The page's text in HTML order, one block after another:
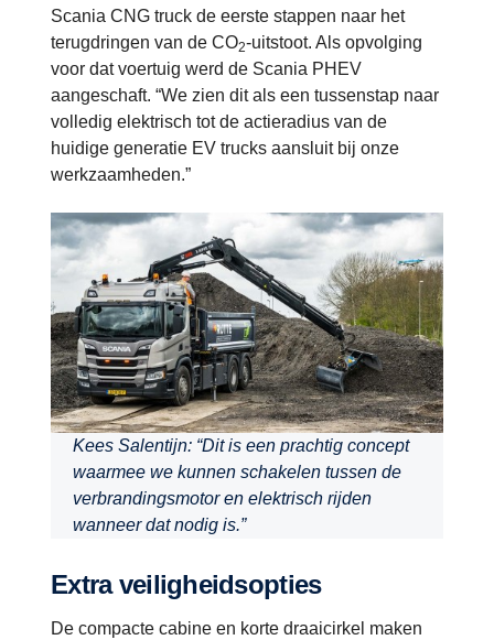
Scania CNG truck de eerste stappen naar het
terugdringen van de CO2-uitstoot. Als opvolging
voor dat voertuig werd de Scania PHEV
aangeschaft. “We zien dit als een tussenstap naar
volledig elektrisch tot de actieradius van de
huidige generatie EV trucks aansluit bij onze
werkzaamheden.”
Kees Salentijn: “Dit is een prachtig concept
waarmee we kunnen schakelen tussen de
verbrandingsmotor en elektrisch rijden
wanneer dat nodig is.”
Extra veiligheidsopties
De compacte cabine en korte draaicirkel maken